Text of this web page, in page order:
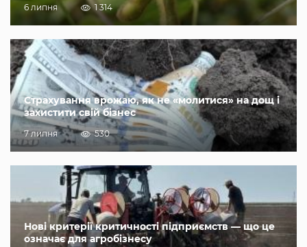
6 липня 1 314
Страхування врожаю, як не «молитися» на дощ і
захистити свій бізнес
7 липня 530
Нові критерії критичності підприємств — що це
означає для агробізнесу